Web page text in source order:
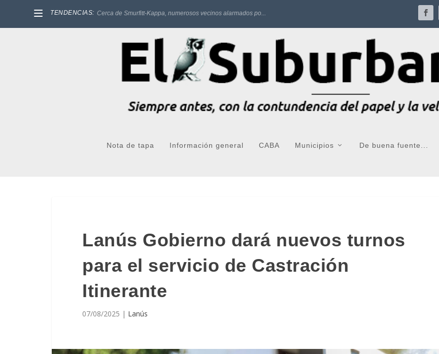
TENDENCIAS: Cerca de Smurfitt-Kappa, numerosos vecinos alarmados po...
Nota de tapa Información general CABA Municipios De buena fuente...
Lanús Gobierno dará nuevos turnos
para el servicio de Castración
Itinerante
07/08/2025 | Lanús